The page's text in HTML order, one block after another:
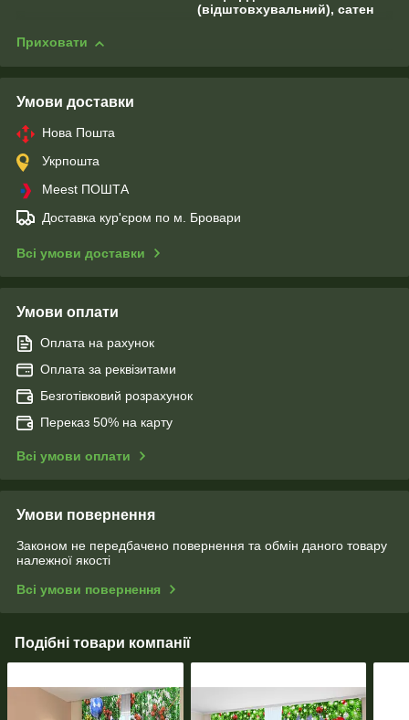
(відштовхувальний), сатен
Приховати
Умови доставки
Нова Пошта
Укрпошта
Meest ПОШТА
Доставка кур'єром по м. Бровари
Всі умови доставки
Умови оплати
Оплата на рахунок
Оплата за реквізитами
Безготівковий розрахунок
Переказ 50% на карту
Всі умови оплати
Умови повернення
Законом не передбачено повернення та обмін даного товару
належної якості
Всі умови повернення
Подібні товари компанії